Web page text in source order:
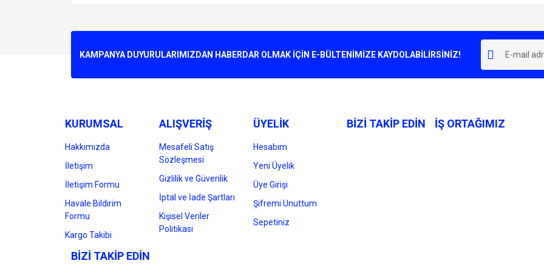
Ürün resmi kalitesiz, bozuk veya görüntülenemiyor.
Bu ürüne benzer farklı alternatifler olmalı.
KAMPANYA DUYURULARIMIZDAN HABERDAR OLMAK İÇİN E-BÜLTENİMİZE KAYDOLABİLİRSİNİZ!
KURUMSAL
Hakkımızda
İletişim
İletişim Formu
Havale Bildirim
Formu
Kargo Takibi
ALIŞVERİŞ
Mesafeli Satış
Sözleşmesi
Gizlilik ve Güvenlik
İptal ve İade Şartları
Kişisel Veriler
Politikası
ÜYELİK
Hesabım
Yeni Üyelik
Üye Girişi
Şifremi Unuttum
Sepetiniz
BİZİ TAKİP EDİN İŞ ORTAĞIMIZ
BİZİ TAKİP EDİN